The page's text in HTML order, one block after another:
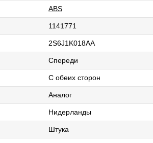
ABS
1141771
2S6J1K018AA
Спереди
С обеих сторон
Аналог
Нидерланды
Штука